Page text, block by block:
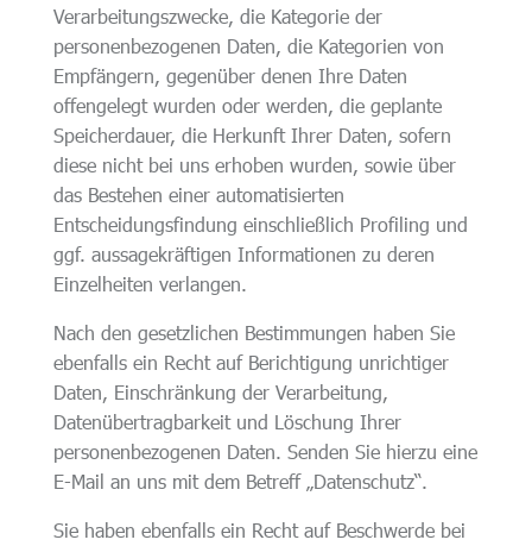
Verarbeitungszwecke, die Kategorie der
personenbezogenen Daten, die Kategorien von
Empfängern, gegenüber denen Ihre Daten
offengelegt wurden oder werden, die geplante
Speicherdauer, die Herkunft Ihrer Daten, sofern
diese nicht bei uns erhoben wurden, sowie über
das Bestehen einer automatisierten
Entscheidungsfindung einschließlich Profiling und
ggf. aussagekräftigen Informationen zu deren
Einzelheiten verlangen.
Nach den gesetzlichen Bestimmungen haben Sie
ebenfalls ein Recht auf Berichtigung unrichtiger
Daten, Einschränkung der Verarbeitung,
Datenübertragbarkeit und Löschung Ihrer
personenbezogenen Daten. Senden Sie hierzu eine
E-Mail an uns mit dem Betreff „Datenschutz“.
Sie haben ebenfalls ein Recht auf Beschwerde bei